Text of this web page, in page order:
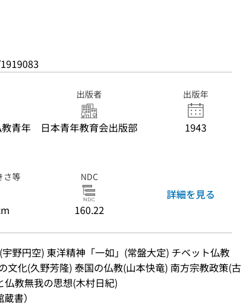
青年
出版者
日本青年教育会出版部
出版年
1943
さ等 NDC
160.22
詳細を見る
野円空) 東洋精神「一如」(常盤大定) チベット仏教
文化(久野芳隆) 泰国の仏教(山本快竜) 南方宗教政策(古
教無我の思想(木村日紀)
書）